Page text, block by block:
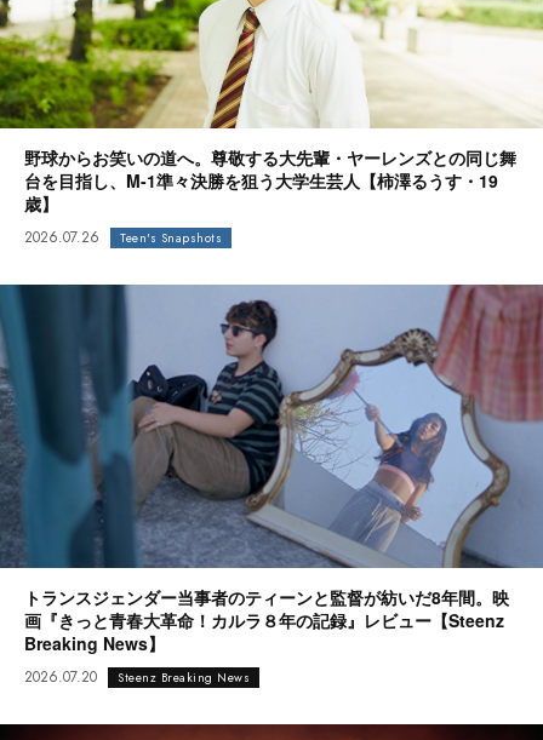
野球からお笑いの道へ。尊敬する大先輩・ヤーレンズとの同じ舞
台を目指し、M-1準々決勝を狙う大学生芸人【柿澤るうす・19
歳】
2026.07.26 Teen's Snapshots
トランスジェンダー当事者のティーンと監督が紡いだ8年間。映
画『きっと青春大革命！カルラ８年の記録』レビュー【Steenz
Breaking News】
2026.07.20 Steenz Breaking News